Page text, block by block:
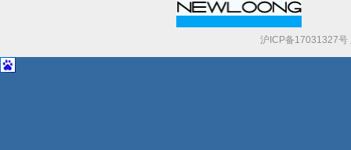
沪ICP备17031327号
（上海）有限公司